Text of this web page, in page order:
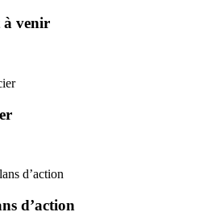
à venir
d’action
d’action